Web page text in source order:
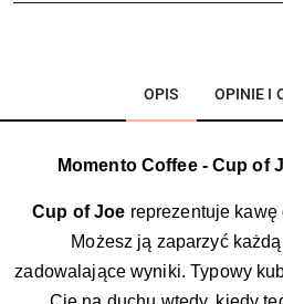
OPIS OPINIE I
Momento Coffee - Cup of
Cup of Joe reprezentuje
Możesz ją zaparzyć
zadowalające wyniki. Typowy